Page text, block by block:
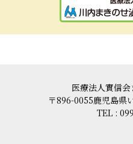
医療法人實信
〒896-0055鹿児島県
TEL :